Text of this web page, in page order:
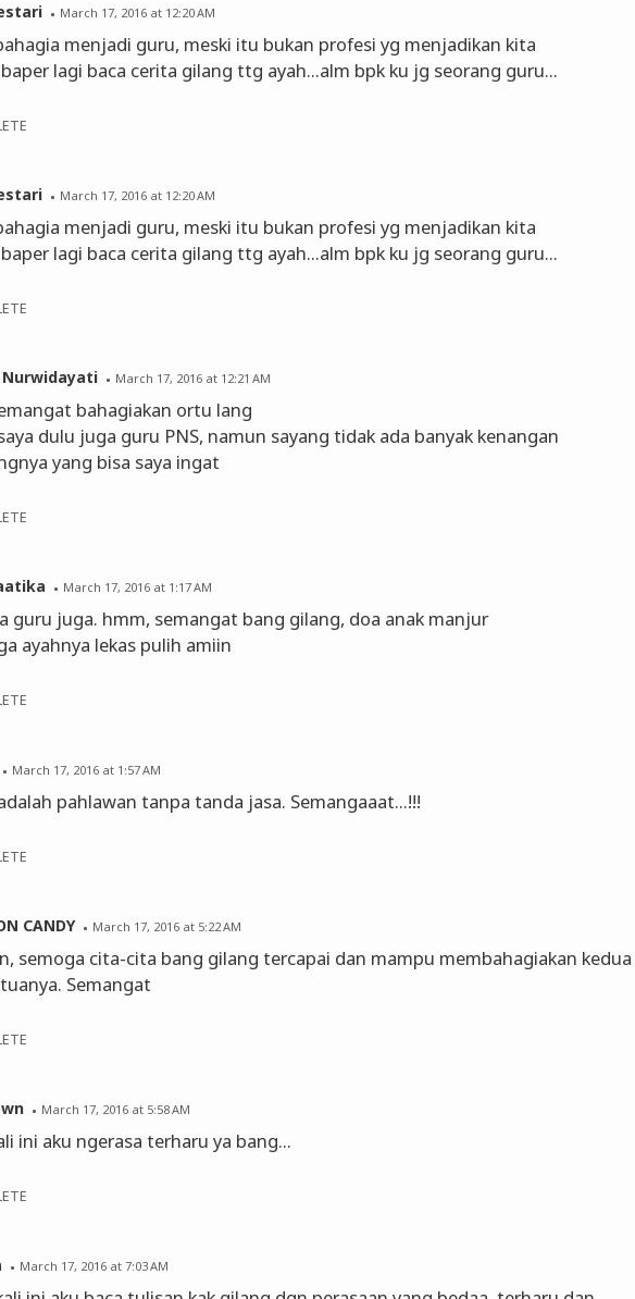
March 17, 2016 at 12:20 AM
menjadi guru, meski itu bukan profesi yg menjadikan kita
lagi baca cerita gilang ttg ayah...alm bpk ku jg seorang guru...
March 17, 2016 at 12:20 AM
menjadi guru, meski itu bukan profesi yg menjadikan kita
lagi baca cerita gilang ttg ayah...alm bpk ku jg seorang guru...
March 17, 2016 at 12:21 AM
bahagiakan ortu lang
dulu juga guru PNS, namun sayang tidak ada banyak kenangan
yang bisa saya ingat
March 17, 2016 at 1:17 AM
guru juga. hmm, semangat bang gilang, doa anak manjur
ayahnya lekas pulih amiin
March 17, 2016 at 1:57 AM
pahlawan tanpa tanda jasa. Semangaaat...!!!
CANDY March 17, 2016 at 5:22 AM
semoga cita-cita bang gilang tercapai dan mampu membahagiakan kedua
Semangat
March 17, 2016 at 5:58 AM
ini aku ngerasa terharu ya bang...
March 17, 2016 at 7:03 AM